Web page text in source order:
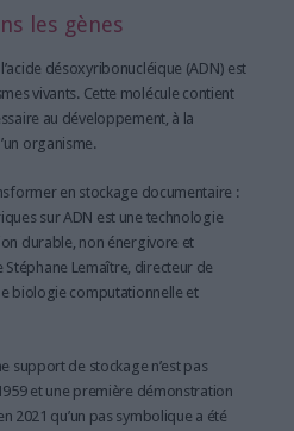
les gènes
désoxyribonucléique (ADN) est
vivants. Cette molécule contient
au développement, à la
organisme.
en stockage documentaire :
sur ADN est une technologie
durable, non énergivore et
Lemaître, directeur de
biologie computationnelle et
support de stockage n’est pas
et une première démonstration
2021 qu’un pas symbolique a été